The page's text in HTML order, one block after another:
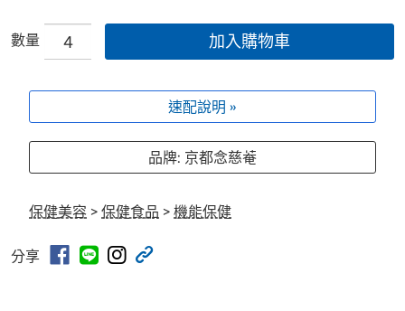
數量 加入購物車
速配說明 »
品牌: 京都念慈菴
保健美容 > 保健食品 > 機能保健
分享